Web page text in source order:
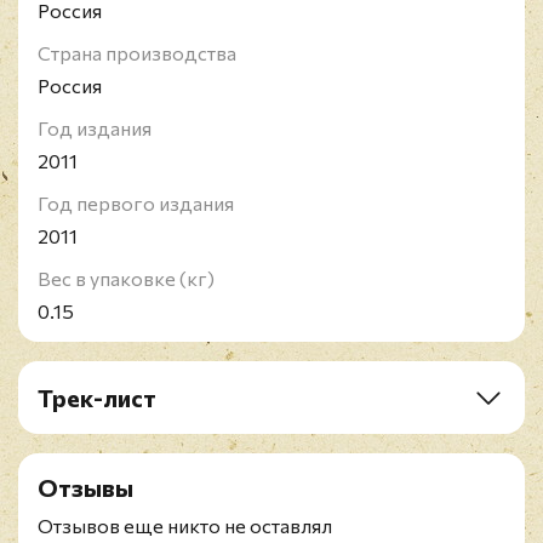
Россия
Страна производства
Россия
Год издания
2011
Год первого издания
2011
Вес в упаковке (кг)
0.15
Трек-лист
1 Más
2 Frío
3 Lo Mejor De Mi Vida Eres Tú
4 Te Vas
Отзывы
Отзывов еще никто не оставлял